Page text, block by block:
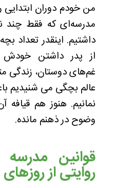
من خودم دوران ابتدایی
مدرسه‌ای که فقط چند
داشتیم. اینقدر تعداد
از پدر داشتن خودش
غم‌های دوستان، زندگی
عالم بچگی می شنیدیم
نمانیم. هنوز هم
وضوح در ذهنم مانده.
قوانین
روایتی از